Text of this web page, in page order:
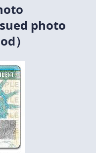
photo
）